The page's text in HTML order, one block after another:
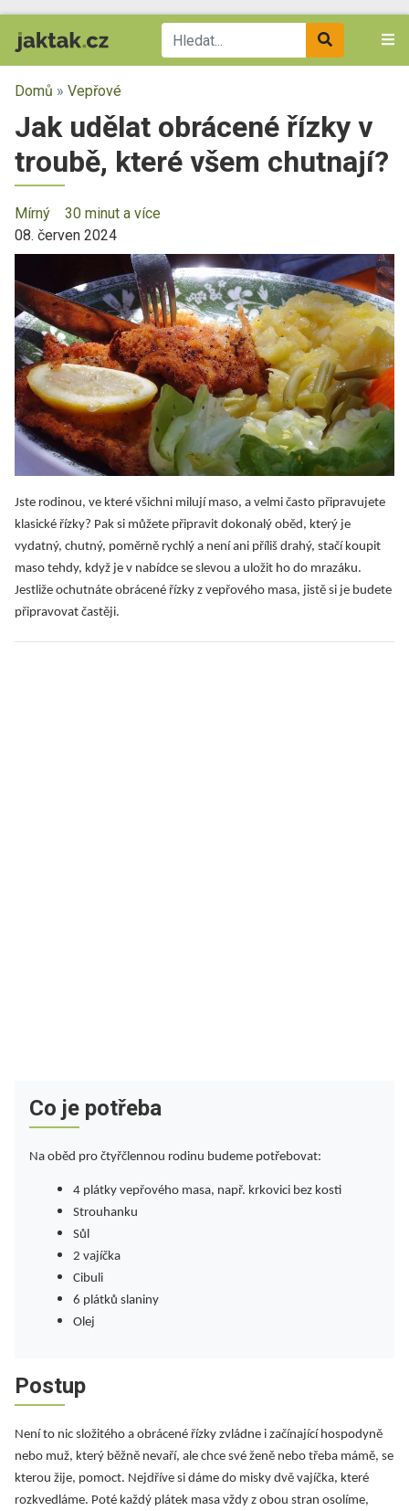
Domů » Vepřové
Jak udělat obrácené řízky v
troubě, které všem chutnají?
Mírný
30 minut a více
08. červen 2024
Jste rodinou, ve které všichni milují maso, a velmi často připravujete
klasické řízky? Pak si můžete připravit dokonalý oběd, který je
vydatný, chutný, poměrně rychlý a není ani příliš drahý, stačí koupit
maso tehdy, když je v nabídce se slevou a uložit ho do mrazáku.
Jestliže ochutnáte obrácené řízky z vepřového masa, jistě si je budete
připravovat častěji.
Co je potřeba
Na oběd pro čtyřčlennou rodinu budeme potřebovat:
4 plátky vepřového masa, např. krkovici bez kosti
Strouhanku
Sůl
2 vajíčka
Cibuli
6 plátků slaniny
Olej
Postup
Není to nic složitého a obrácené řízky zvládne i začínající hospodyně
nebo muž, který běžně nevaří, ale chce své ženě nebo třeba mámě, se
kterou žije, pomoct. Nejdříve si dáme do misky dvě vajíčka, které
rozkvedláme. Poté každý plátek masa vždy z obou stran osolíme,